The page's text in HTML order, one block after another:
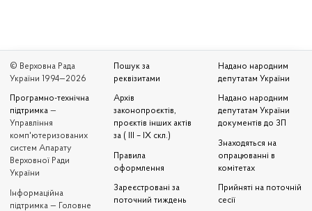
© Верховна Рада
України 1994—2026
Програмно-технічна
підтримка —
Управління
комп'ютеризованих
систем Апарату
Верховної Ради
України
Iнформаційна
підтримка — Головне
Пошук за
реквізитами
Архів
законопроєктів,
проєктів інших актів
за ( III – IX скл.)
Правила
оформлення
Зареєстровані за
поточний тиждень
Надано народним
депутатам України
Надано народним
депутатам України
документів до ЗП
Знаходяться на
опрацюванні в
комітетах
Прийняті на поточній
сесії